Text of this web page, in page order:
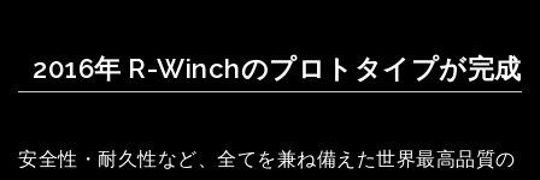
2016年 R-Winchのプロトタイプが完成
安全性・耐久性など、全てを兼ね備えた世界最高品質の